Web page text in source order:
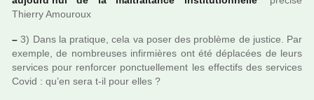
Thierry Amouroux
– 3) Dans la pra­ti­que, cela va poser des pro­blème de jus­tice. Par
exem­­ple, de nom­­breu­­ses infir­­miè­­res ont été dépla­­cées de leurs
ser­­vi­­ces pour ren­­for­­cer ponc­­tuel­­le­­ment les effec­­tifs des ser­­vi­­ces
Covid : qu’en sera t-il pour elles ?